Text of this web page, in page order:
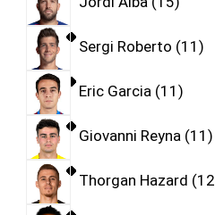
Sergi Roberto 11
Eric Garcia 11
Giovanni Reyna 11
Thorgan Hazard 12